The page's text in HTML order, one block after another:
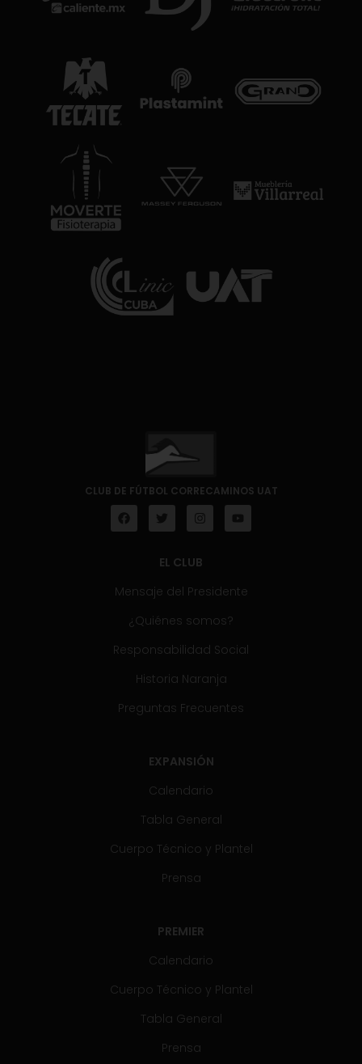
CLUB DE FÚTBOL CORRECAMINOS UAT
EL CLUB
Mensaje del Presidente
¿Quiénes somos?
Responsabilidad Social
Historia Naranja
Preguntas Frecuentes
EXPANSIÓN
Calendario
Tabla General
Cuerpo Técnico y Plantel
Prensa
PREMIER
Calendario
Cuerpo Técnico y Plantel
Tabla General
Prensa